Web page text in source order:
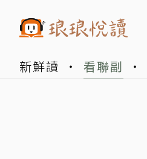
新鮮讀 看聯副